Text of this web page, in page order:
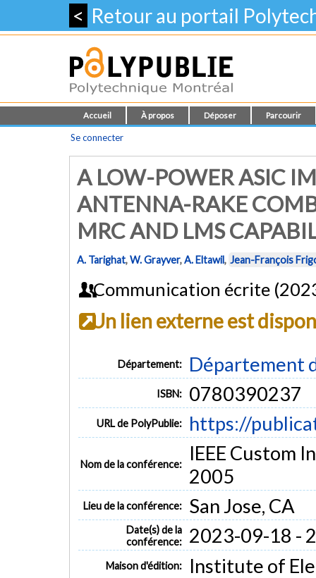
< Retour au portail
Accueil À propos Déposer Parcourir
Se connecter
A LOW-POWER ASIC
ANTENNA-RAKE
MRC AND LMS
A. Tarighat,W. Grayver,A. Eltawil, Jean-François
Communication écrite
Un lien externe est
Département: Département
ISBN: 0780390237
URL de PolyPublie: https://
Nom de la conférence:
IEEE Custom
2005
Lieu de la conférence: San Jose, CA
Date(s) de la
conférence:
2023-09-18 -
Maison d'édition: Institute of